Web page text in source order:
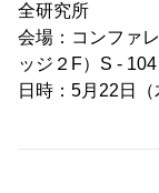
全研究所
会場：コンファ
ッジ２F）S - 104
日時：5月22日